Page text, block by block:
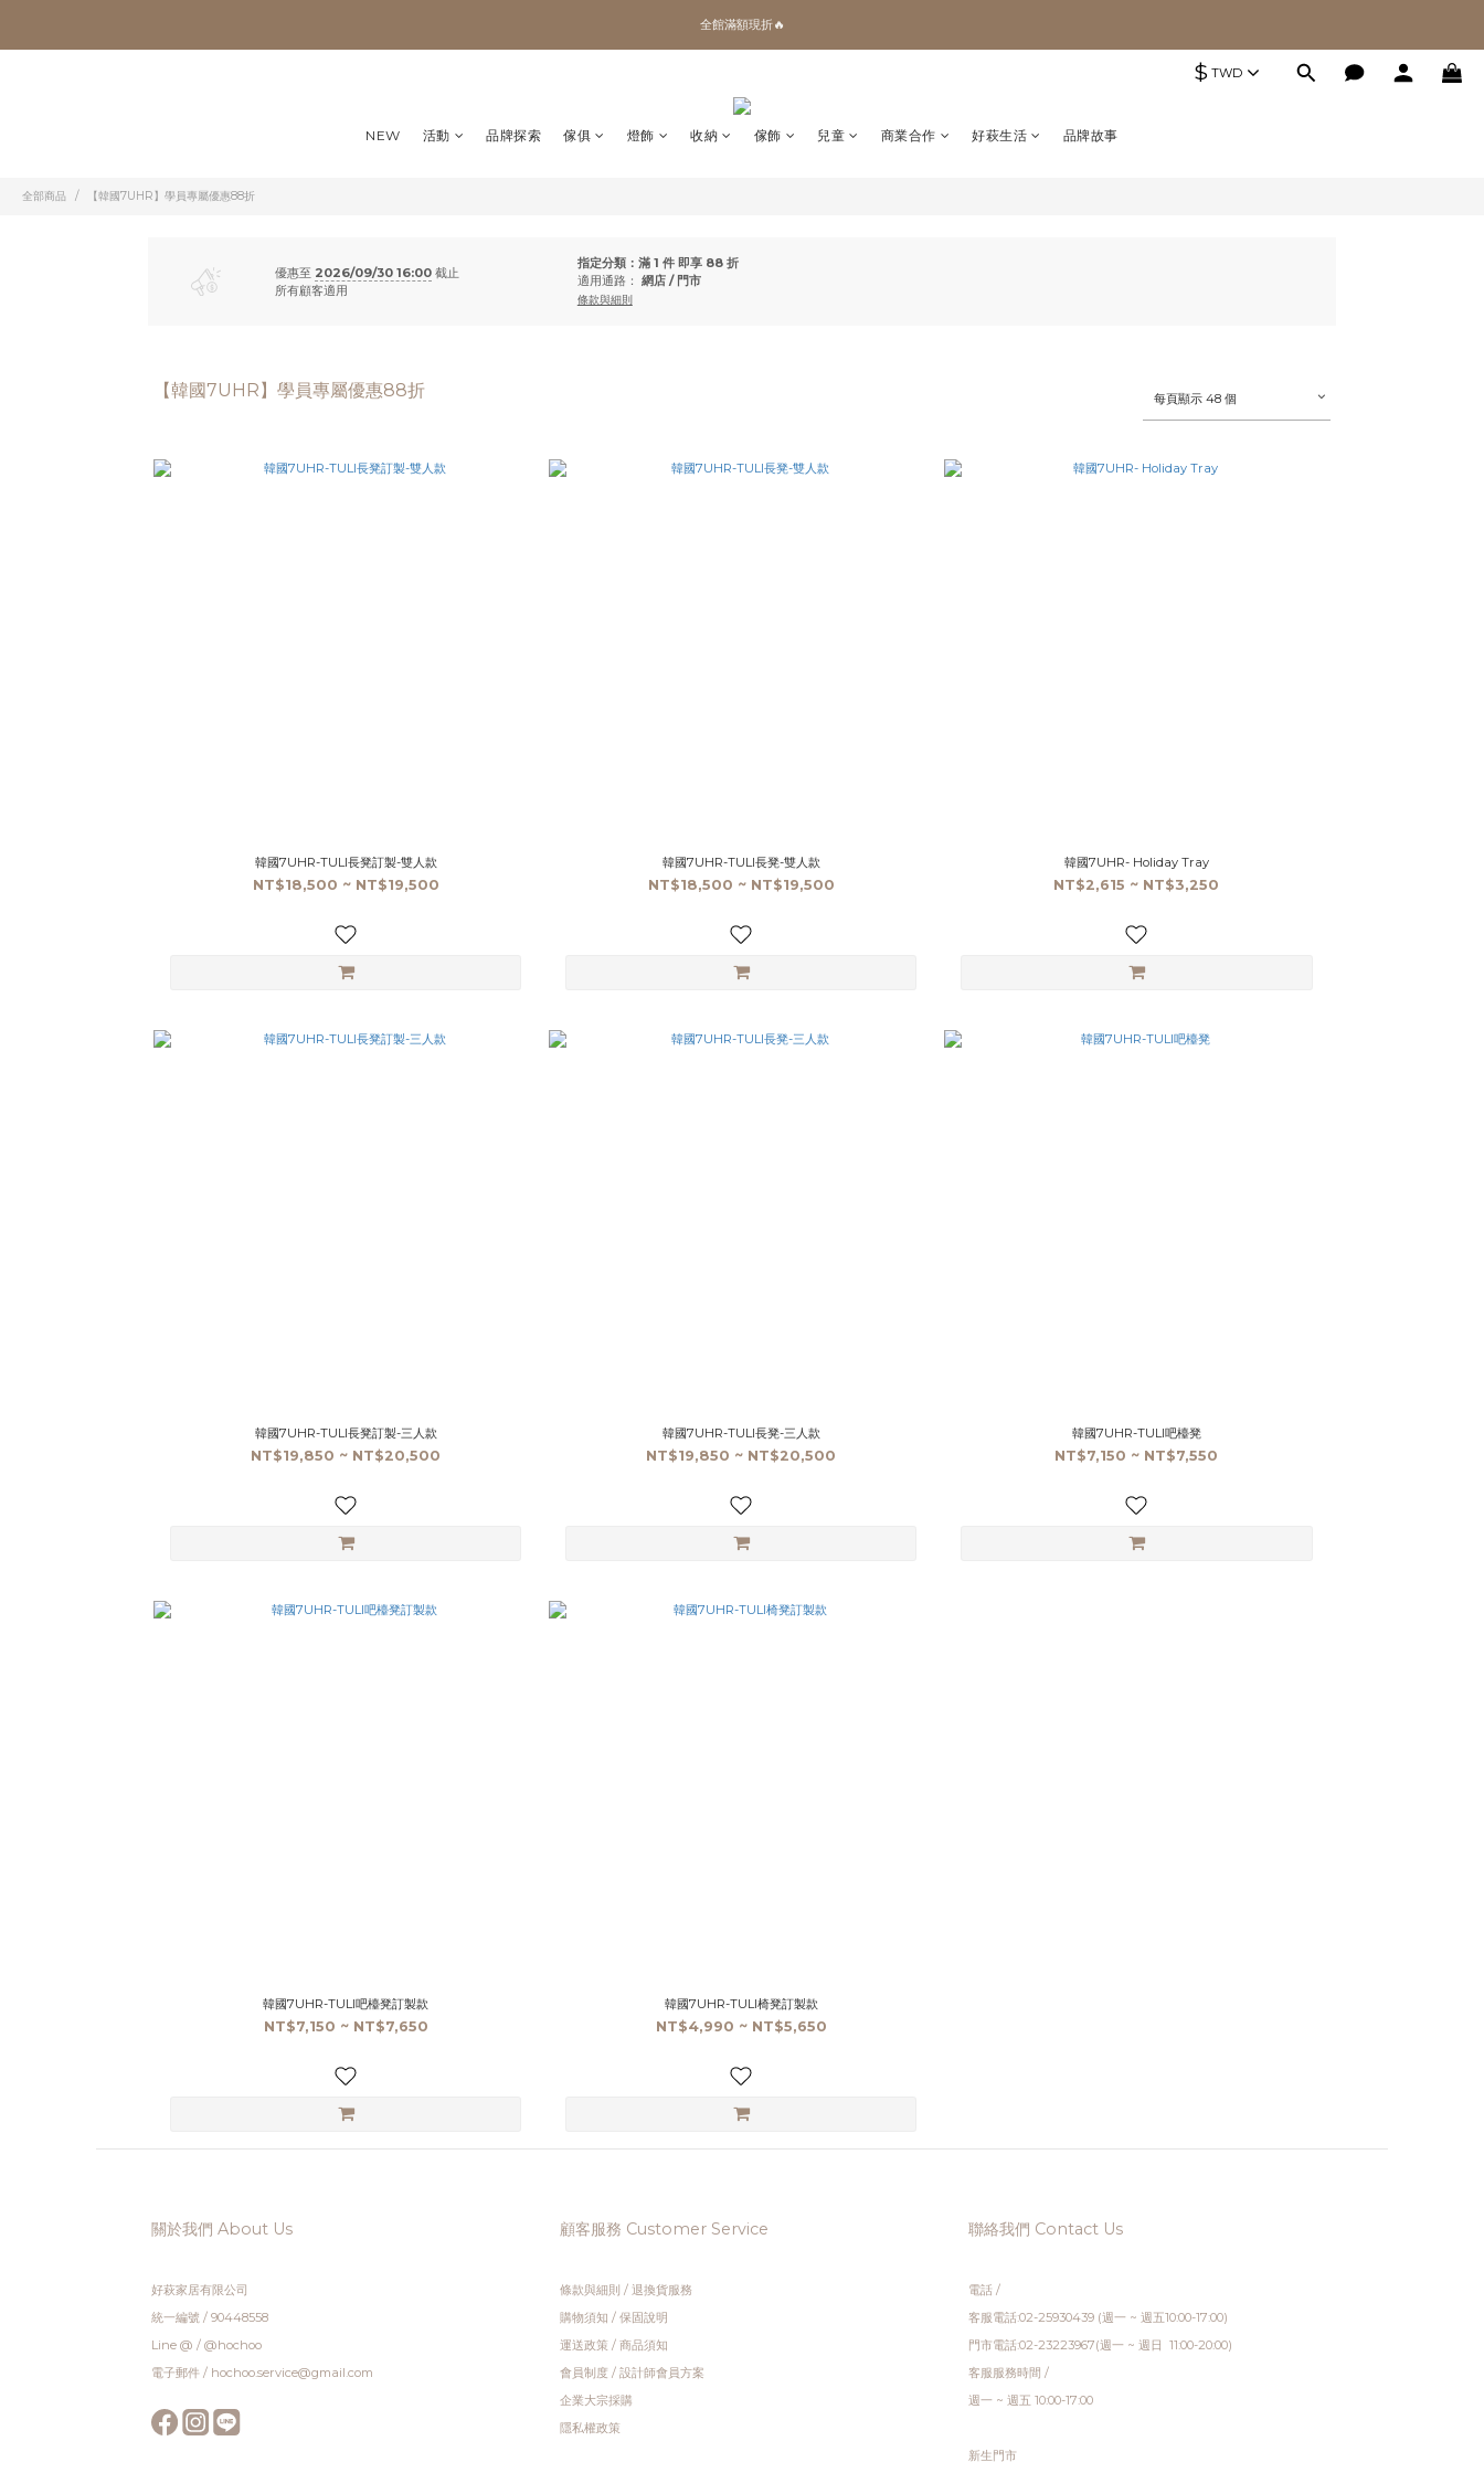
✨加入會員 即領100購物金🎫
全館滿額現折🔥
$ TWD
NEW 活動 品牌探索 傢俱 燈飾 收納 傢飾 兒童 商業合作 好萩生活 品牌故事
全部商品 【韓國7UHR】學員專屬優惠88折
優惠至 2026/09/30 16:00 截止
所有顧客適用
指定分類：滿 1 件 即享 88 折
適用通路： 網店 / 門市
條款與細則
【韓國7UHR】學員專屬優惠88折 每頁顯示 48 個
韓國7UHR-TULI長凳訂製-雙人款
NT$18,500 ~ NT$19,500
韓國7UHR-TULI長凳-雙人款
NT$18,500 ~ NT$19,500
韓國7UHR- Holiday Tray
NT$2,615 ~ NT$3,250
韓國7UHR-TULI長凳訂製-三人款
NT$19,850 ~ NT$20,500
韓國7UHR-TULI長凳-三人款
NT$19,850 ~ NT$20,500
韓國7UHR-TULI吧檯凳
NT$7,150 ~ NT$7,550
韓國7UHR-TULI吧檯凳訂製款
NT$7,150 ~ NT$7,650
韓國7UHR-TULI椅凳訂製款
NT$4,990 ~ NT$5,650
關於我們 About Us
好萩家居有限公司
統一編號 / 90448558
Line @ / @hochoo
電子郵件 / hochoo.service@gmail.com
顧客服務 Customer Service
條款與細則 / 退換貨服務
購物須知 / 保固說明
運送政策 / 商品須知
會員制度 / 設計師會員方案
企業大宗採購
隱私權政策
聯絡我們 Contact Us
電話 /
客服電話:02-25930439 (週一 ~ 週五10:00-17:00)
門市電話:02-23223967(週一 ~ 週日 11:00-20:00)
客服服務時間 /
週一 ~ 週五 10:00-17:00
新生門市